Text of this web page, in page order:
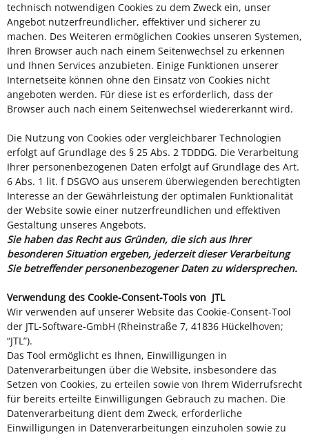
technisch notwendigen Cookies zu dem Zweck ein, unser
Angebot nutzerfreundlicher, effektiver und sicherer zu
machen. Des Weiteren ermöglichen Cookies unseren Systemen,
Ihren Browser auch nach einem Seitenwechsel zu erkennen
und Ihnen Services anzubieten. Einige Funktionen unserer
Internetseite können ohne den Einsatz von Cookies nicht
angeboten werden. Für diese ist es erforderlich, dass der
Browser auch nach einem Seitenwechsel wiedererkannt wird.
Die Nutzung von Cookies oder vergleichbarer Technologien
erfolgt auf Grundlage des § 25 Abs. 2 TDDDG. Die Verarbeitung
Ihrer personenbezogenen Daten erfolgt auf Grundlage des Art.
6 Abs. 1 lit. f DSGVO aus unserem überwiegenden berechtigten
Interesse an der Gewährleistung der optimalen Funktionalität
der Website sowie einer nutzerfreundlichen und effektiven
Gestaltung unseres Angebots.
Sie haben das Recht aus Gründen, die sich aus Ihrer
besonderen Situation ergeben, jederzeit dieser Verarbeitung
Sie betreffender personenbezogener Daten zu widersprechen.
Verwendung des Cookie-Consent-Tools von JTL
Wir verwenden auf unserer Website das Cookie-Consent-Tool
der JTL-Software-GmbH (Rheinstraße 7, 41836 Hückelhoven;
“JTL”).
Das Tool ermöglicht es Ihnen, Einwilligungen in
Datenverarbeitungen über die Website, insbesondere das
Setzen von Cookies, zu erteilen sowie von Ihrem Widerrufsrecht
für bereits erteilte Einwilligungen Gebrauch zu machen. Die
Datenverarbeitung dient dem Zweck, erforderliche
Einwilligungen in Datenverarbeitungen einzuholen sowie zu